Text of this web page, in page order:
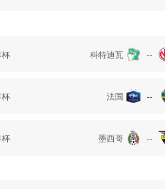
科特迪瓦 --
法国 --
墨西哥 --